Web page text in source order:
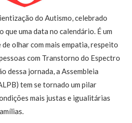
do Autismo, celebrado
que uma data no calendário. É um
olhar com mais empatia, respeito
com Transtorno do Espectro
dessa jornada, a Assembleia
tem se tornado um pilar
mais justas e igualitárias